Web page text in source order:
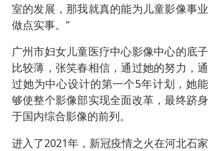
室的发展，那我就真的能为儿童影像事业
做点实事。”
广州市妇女儿童医疗中心影像中心的底子
比较薄，张笑春相信，通过她的努力，通
过她为中心设计的第一个5年计划，她能
够使整个影像部实现全面改革，最终跻身
于国内综合影像的前列。
进入了2021年，新冠疫情之火在河北石家